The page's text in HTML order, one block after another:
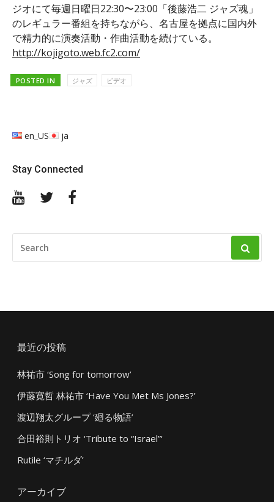
ジオにて毎週日曜日22:30〜23:00「後藤浩二 ジャズ魂」
のレギュラー番組を持ちながら、名古屋を拠点に国内外
で精力的に演奏活動・作曲活動を続けている。
http://kojigoto.web.fc2.com/
POSTED IN ジャズ ビデオ
en_US ja
Stay Connected
YouTubeTwitter
FOR:
最近の投稿
林祐市 ‘Song for tomorrow’
伊藤寛哲 林祐市 ‘Have You Met Ms Jones?’
渡辺翔太グループ ‘廻る物語’
合田裕則トリオ ‘Tribute to “Israel”‘
Rutile ‘マチルダ’
アーカイブ